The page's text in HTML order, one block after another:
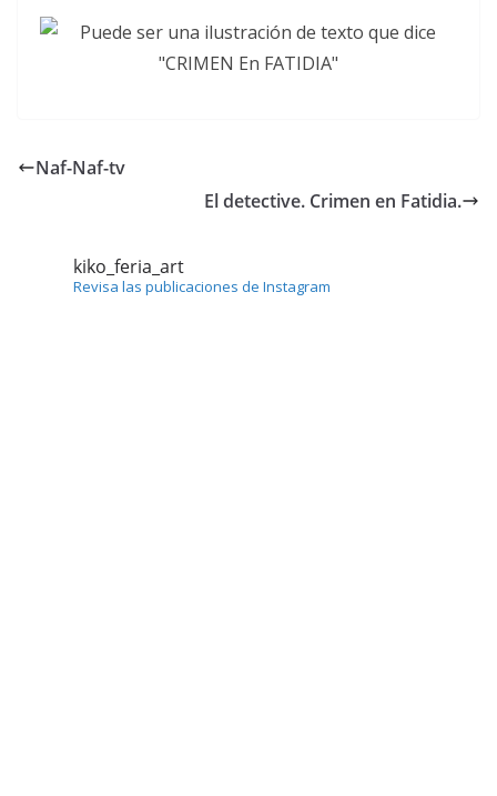
Naf-Naf-tv
El detective. Crimen en Fatidia.
kiko_feria_art
Revisa las publicaciones de Instagram